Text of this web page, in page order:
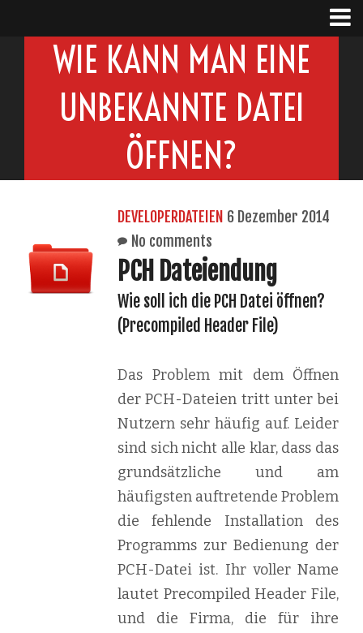
WIE KANN MAN EINE
UNBEKANNTE DATEI
ÖFFNEN?
DEVELOPERDATEIEN 6 Dezember 2014
No comments
PCH Dateiendung
Wie soll ich die PCH Datei öffnen?
(Precompiled Header File)
Das Problem mit dem Öffnen
der PCH-Dateien tritt unter bei
Nutzern sehr häufig auf. Leider
sind sich nicht alle klar, dass das
grundsätzliche und am
häufigsten auftretende Problem
die fehlende Installation des
Programms zur Bedienung der
PCH-Datei ist. Ihr voller Name
lautet Precompiled Header File,
und die Firma, die für ihre